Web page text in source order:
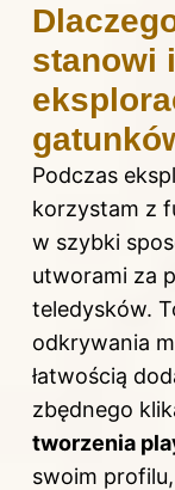
stanowi
Podczas
korzystam z
w szybki
utworami za
teledysków.
odkrywania
łatwością
zbędnego
tworzenia
swoim